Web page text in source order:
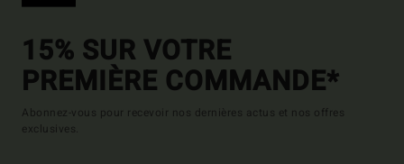
15% SUR VOTRE
PREMIÈRE COMMANDE*
Abonnez-vous pour recevoir nos dernières actus et nos offres
exclusives.